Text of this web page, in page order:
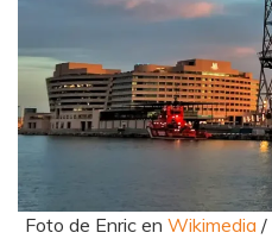
Foto de Enric en Wikimedia /